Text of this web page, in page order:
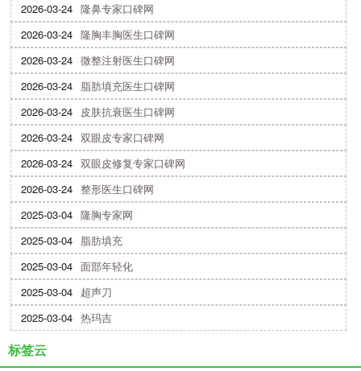
2026-03-24 隆鼻专家口碑网
2026-03-24 隆胸丰胸医生口碑网
2026-03-24 微整注射医生口碑网
2026-03-24 脂肪填充医生口碑网
2026-03-24 皮肤抗衰医生口碑网
2026-03-24 双眼皮专家口碑网
2026-03-24 双眼皮修复专家口碑网
2026-03-24 整形医生口碑网
2025-03-04 隆胸专家网
2025-03-04 脂肪填充
2025-03-04 面部年轻化
2025-03-04 超声刀
2025-03-04 热玛吉
标签云